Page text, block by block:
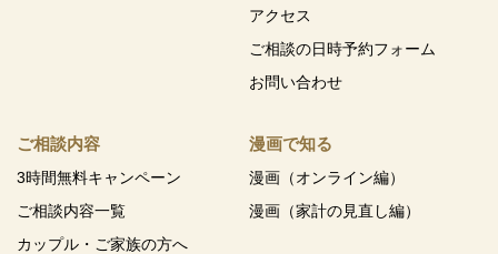
アクセス
ご相談の日時予約フォーム
お問い合わせ
ご相談内容
3時間無料キャンペーン
ご相談内容一覧
カップル・ご家族の方へ
漫画で知る
漫画（オンライン編）
漫画（家計の見直し編）